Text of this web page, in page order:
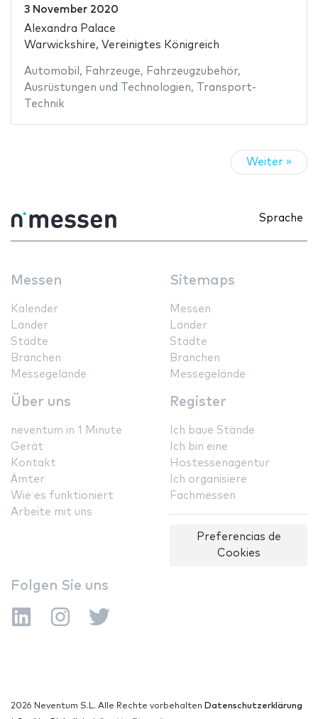
3 November 2020
Alexandra Palace
Warwickshire, Vereinigtes Königreich
Automobil , Fahrzeuge, Fahrzeugzubehör,
Ausrüstungen und Technologien,
Transport-
Technik
Weiter »
Sprache
Messen
Kalender
Länder
Städte
Branchen
Messegelände
Sitemaps
Messen
Länder
Städte
Branchen
Messegelände
Über uns
neventum in 1 Minute
Gerät
Kontakt
Ämter
Wie es funktioniert
Arbeite mit uns
Register
Ich baue Stände
Ich bin eine
Hostessenagentur
Ich organisiere
Fachmessen
Preferencias de
Cookies
Folgen Sie uns
2026 Neventum S.L. Alle Rechte vorbehalten Datenschutzerklärung